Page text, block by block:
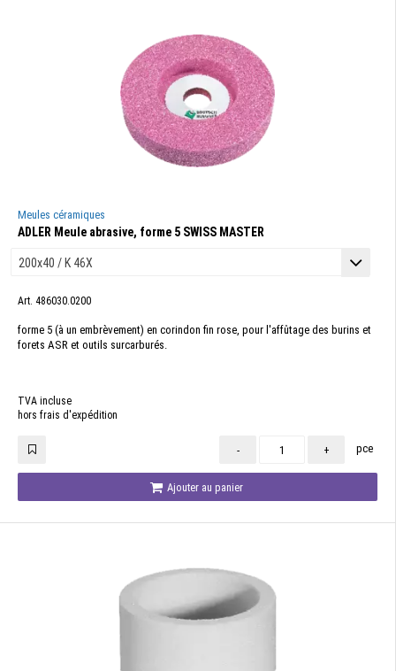
Meules céramiques
ADLER Meule abrasive, forme 5 SWISS MASTER
Art. 486030.0200
forme 5 (à un embrèvement) en corindon fin rose, pour l'affûtage des burins et
forets ASR et outils surcarburés.
TVA incluse
hors frais d'expédition
- + pce
Ajouter au panier